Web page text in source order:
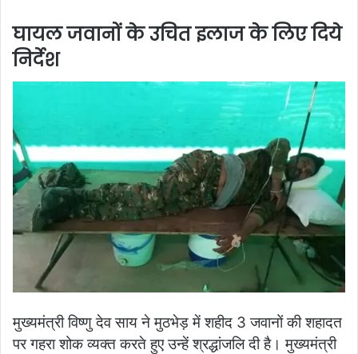
घायल जवानों के उचित इलाज के लिए दिये
निर्देश
मुख्यमंत्री विष्णु देव साय ने मुठभेड़ में शहीद 3 जवानों की शहादत
पर गहरा शोक व्यक्त करते हुए उन्हें श्रद्धांजलि दी है। मुख्यमंत्री